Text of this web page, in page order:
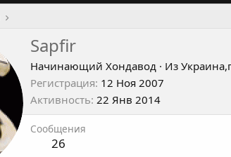
Sapfir
Начинающий Хондавод · Из
Регистрация 12 Ноя 2007
Активность 22 Янв 2014
Сообщения
26